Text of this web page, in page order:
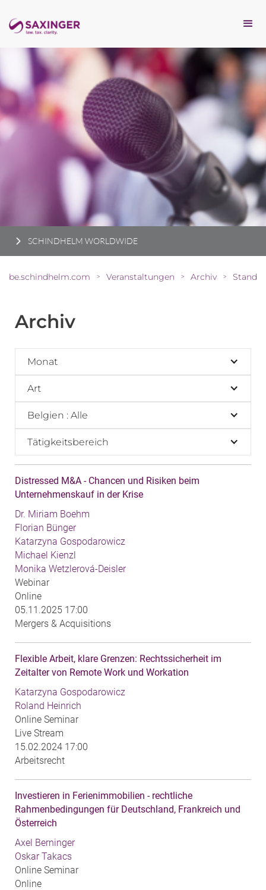
SCHINDHELM WORLDWIDE
be.schindhelm.com > Veranstaltungen > Archiv >
Archiv
Monat
Art
Belgien : Alle
Tätigkeitsbereich
Distressed M&A - Chancen und Risiken beim
Unternehmenskauf in der Krise
Dr. Miriam Boehm
Florian Bünger
Katarzyna Gospodarowicz
Michael Kienzl
Monika Wetzlerová-Deisler
Webinar
Online
05.11.2025 17:00
Mergers & Acquisitions
Flexible Arbeit, klare Grenzen: Rechtssicherheit im
Zeitalter von Remote Work und Workation
Katarzyna Gospodarowicz
Roland Heinrich
Online Seminar
Live Stream
15.02.2024 17:00
Arbeitsrecht
Investieren in Ferienimmobilien - rechtliche
Rahmenbedingungen für Deutschland, Frankreich und
Österreich
Axel Berninger
Oskar Takacs
Online Seminar
Online